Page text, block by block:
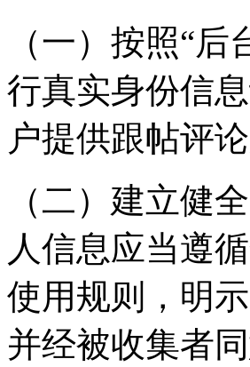
（一）按照“
行真实身份信
户提供跟帖评论
（二）建立健
人信息应当遵
使用规则，明
并经被收集者同